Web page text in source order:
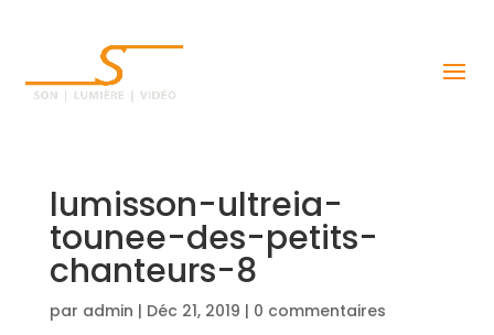
lumisson-ultreia-
tounee-des-petits-
chanteurs-8
par admin | Déc 21, 2019 | 0 commentaires